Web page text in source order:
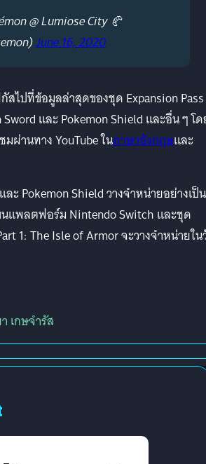
@ Lumiose City 🥐
June 16, 2020
สไปที่ข้อมูลล่าสุดของชุด Expansion Pass
Sword และ Pokemon Shield และอื่น ๆ โ
ผ่านทาง YouTube ในภาษาอังกฤษและ
ละ Pokemon Shield วางจำหน่ายอย่างเป็น
แพลตฟอร์ม Nintendo Switch และชุด
1: The Isle of Armor จะวางจำหน่ายใ
เกษจำรัส